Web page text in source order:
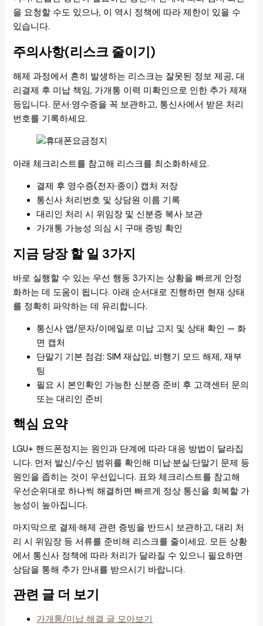
을 요청할 수도 있으나, 이 역시 정책에 따라 제한이 있을 수
있습니다.
주의사항(리스크 줄이기)
해제 과정에서 흔히 발생하는 리스크는 잘못된 정보 제공, 대
리결제 후 미납 책임, 가개통 이력 미확인으로 인한 추가 제재
등입니다. 문서·영수증을 꼭 보관하고, 통신사에서 받은 처리
번호를 기록하세요.
아래 체크리스트를 참고해 리스크를 최소화하세요.
결제 후 영수증(전자·종이) 캡처 저장
통신사 처리번호 및 상담원 이름 기록
대리인 처리 시 위임장 및 신분증 복사 보관
가개통 가능성 의심 시 구매 증빙 확인
지금 당장 할 일 3가지
바로 실행할 수 있는 우선 행동 3가지는 상황을 빠르게 안정
화하는 데 도움이 됩니다. 아래 순서대로 진행하면 현재 상태
를 정확히 파악하는 데 유리합니다.
통신사 앱/문자/이메일로 미납 고지 및 상태 확인 — 화
면 캡처
단말기 기본 점검: SIM 재삽입, 비행기 모드 해제, 재부
팅
필요 시 본인확인 가능한 신분증 준비 후 고객센터 문의
또는 대리인 준비
핵심 요약
LGU+ 핸드폰정지는 원인과 단계에 따라 대응 방법이 달라집
니다. 먼저 발신/수신 범위를 확인해 미납·분실·단말기 문제 등
원인을 좁히는 것이 우선입니다. 표와 체크리스트를 참고해
우선순위대로 하나씩 해결하면 빠르게 정상 통신을 회복할 가
능성이 높아집니다.
마지막으로 결제·해제 관련 증빙을 반드시 보관하고, 대리 처
리 시 위임장 등 서류를 준비해 리스크를 줄이세요. 모든 상황
에서 통신사 정책에 따라 처리가 달라질 수 있으니 필요하면
상담을 통해 추가 안내를 받으시기 바랍니다.
관련 글 더 보기
가개통/미납 해결 글 모아보기